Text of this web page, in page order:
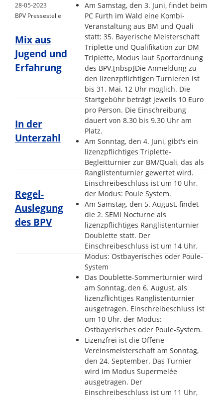
Am Samstag, den 3. Juni, findet beim
PC Furth im Wald eine Kombi-
Veranstaltung aus BM und Quali
statt: 35. Bayerische Meisterschaft
Triplette und Qualifikation zur DM
Triplette, Modus laut Sportordnung
des BPV.[nbsp]Die Anmeldung zu
den lizenzpflichtigen Turnieren ist
bis 31. Mai, 12 Uhr möglich. Die
Startgebühr beträgt jeweils 10 Euro
pro Person. Die Einschreibung
dauert von 8.30 bis 9.30 Uhr am
Platz.
Am Sonntag, den 4. Juni, gibt's ein
lizenzpflichtiges Triplette-
Begleitturnier zur BM/Quali, das als
Ranglistenturnier gewertet wird.
Einschreibeschluss ist um 10 Uhr,
der Modus: Poule System.
Am Samstag, den 5. August, findet
die 2. SEMI Nocturne als
lizenzpflichtiges Ranglistenturnier
Doublette statt. Der
Einschreibeschluss ist um 14 Uhr,
Modus: Ostbayerisches oder Poule-
System
Das Doublette-Sommerturnier wird
am Sonntag, den 6. August, als
lizenzflichtiges Ranglistenturnier
ausgetragen. Einschreibeschluss ist
um 10 Uhr, der Modus:
Ostbayerisches oder Poule-System.
Lizenzfrei ist die Offene
Vereinsmeisterschaft am Sonntag,
den 24. September. Das Turnier
wird im Modus Supermelée
ausgetragen. Der
Einschreibeschluss ist um 11 Uhr,
28-05-2023
BPV Pressestelle
Mix aus
Jugend und
Erfahrung
In der
Unterzahl
Regel-
Auslegung
des BPV